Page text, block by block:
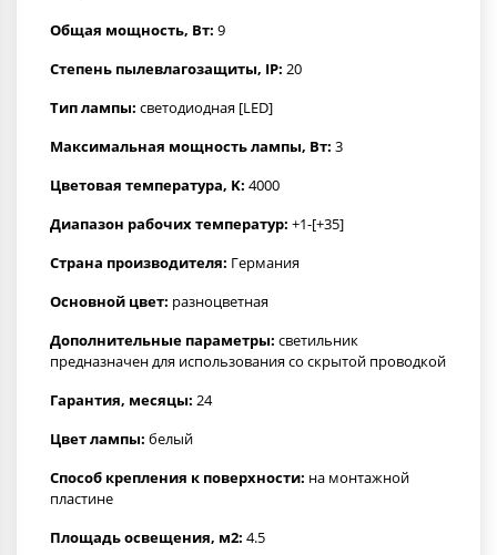
Общая мощность, Вт: 9
Степень пылевлагозащиты, IP: 20
Тип лампы: светодиодная [LED]
Максимальная мощность лампы, Вт: 3
Цветовая температура, K: 4000
Диапазон рабочих температур: +1-[+35]
Страна производителя: Германия
Основной цвет: разноцветная
Дополнительные параметры: светильник
предназначен для использования со скрытой проводкой
Гарантия, месяцы: 24
Цвет лампы: белый
Способ крепления к поверхности: на монтажной
пластине
Площадь освещения, м2: 4.5